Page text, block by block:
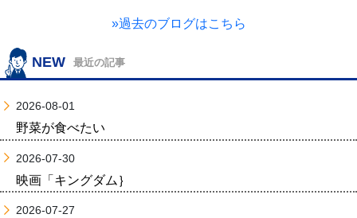
»過去のブログはこちら
NEW 最近の記事
2026-08-01
野菜が食べたい
2026-07-30
映画「キングダム｝
2026-07-27